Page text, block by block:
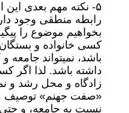
۵- نکته مهم بعدی
رابطه منطقی وجود
بخواهیم موضوع را
کسی خانواده و
باشد، نمیتواند
داشته باشد. لذا اگر
زادگاه و محل رشد و
«صفت جهنم» توصیف
نسبت به جامعه، و